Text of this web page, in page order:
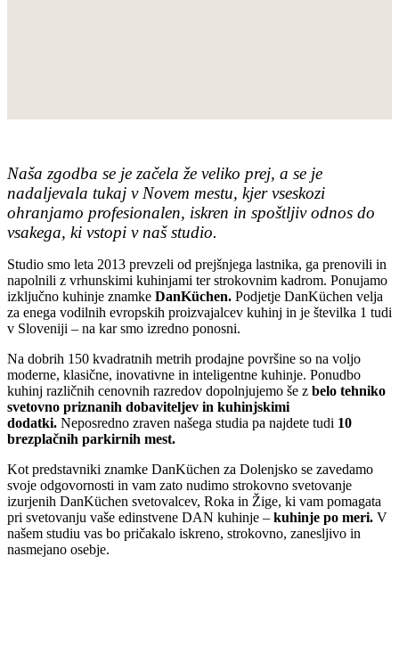
Naša zgodba se je začela že veliko prej, a se je
nadaljevala tukaj v Novem mestu, kjer vseskozi
ohranjamo profesionalen, iskren in spoštljiv odnos do
vsakega, ki vstopi v naš studio.
Studio smo leta 2013 prevzeli od prejšnjega lastnika, ga prenovili in
napolnili z vrhunskimi kuhinjami ter strokovnim kadrom. Ponujamo
izključno kuhinje znamke DanKüchen. Podjetje DanKüchen velja
za enega vodilnih evropskih proizvajalcev kuhinj in je številka 1 tudi
v Sloveniji – na kar smo izredno ponosni.
Na dobrih 150 kvadratnih metrih prodajne površine so na voljo
moderne, klasične, inovativne in inteligentne kuhinje. Ponudbo
kuhinj različnih cenovnih razredov dopolnjujemo še z belo tehniko
svetovno priznanih dobaviteljev in kuhinjskimi
dodatki. Neposredno zraven našega studia pa najdete tudi 10
brezplačnih parkirnih mest.
Kot predstavniki znamke DanKüchen za Dolenjsko se zavedamo
svoje odgovornosti in vam zato nudimo strokovno svetovanje
izurjenih DanKüchen svetovalcev, Roka in Žige, ki vam pomagata
pri svetovanju vaše edinstvene DAN kuhinje – kuhinje po meri. V
našem studiu vas bo pričakalo iskreno, strokovno, zanesljivo in
nasmejano osebje.